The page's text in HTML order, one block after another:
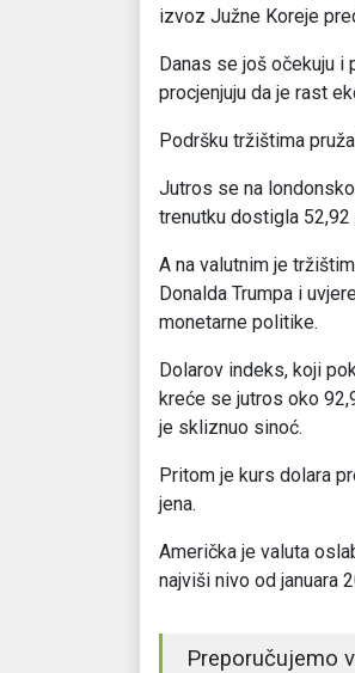
izvoz Južne Koreje
Danas se još očekuju i
procjenjuju da je rast
Podršku tržištima
Jutros se na
trenutku dostigla 52,92
A na valutnim je
Donalda Trumpa i
monetarne politike.
Dolarov indeks, koji
kreće se jutros oko
je skliznuo sinoć.
Pritom je kurs dolara
jena.
Američka je valuta
najviši nivo od januara
Preporučujemo